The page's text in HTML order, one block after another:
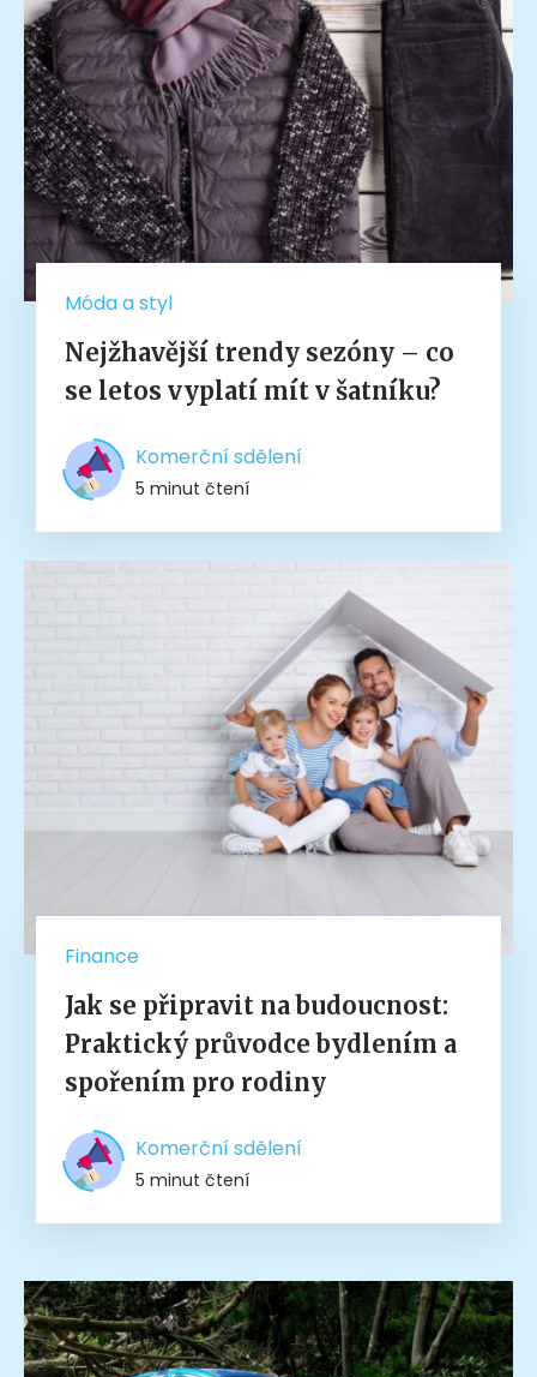
Móda a styl
Nejžhavější trendy sezóny – co
se letos vyplatí mít v šatníku?
Komerční sdělení
5 minut čtení
Finance
Jak se připravit na budoucnost:
Praktický průvodce bydlením a
spořením pro rodiny
Komerční sdělení
5 minut čtení